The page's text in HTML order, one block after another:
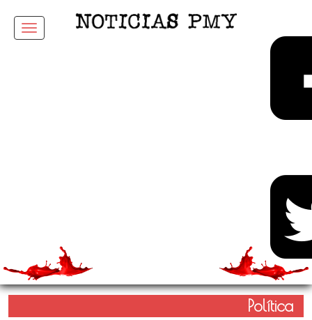
Menu
Política